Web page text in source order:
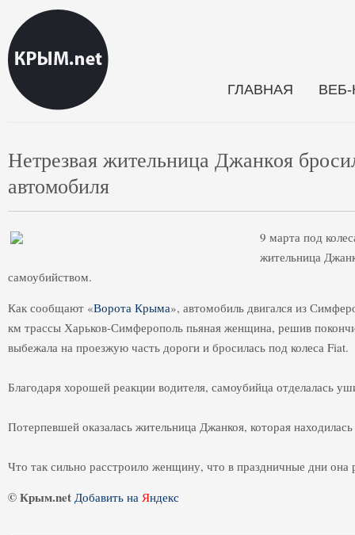
ГЛАВНАЯ
Нетрезвая жительница Джанкоя
автомобиля
9 марта под
жительница
самоубийством.
Как сообщают «Ворота Крыма», автомобиль двигался из
км трассы Харьков-Симферополь пьяная женщина, решив
выбежала на проезжую часть дороги и бросилась под колеса Fiat.
Благодаря хорошей реакции водителя, самоубийца отделалась
Потерпевшей оказалась жительница Джанкоя, которая
Что так сильно расстроило женщину, что в праздничные дни она
© Крым.net Добавить на Яндекс